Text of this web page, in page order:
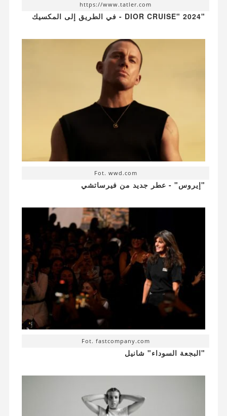
https://www.tatler.com
"DIOR CRUISE" 2024 - في الطريق إلى المكسيك
Fot. wwd.com
"إيروس" - عطر جديد من فيرساتشي
Fot. fastcompany.com
"البجعة السوداء" شانيل